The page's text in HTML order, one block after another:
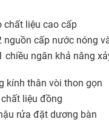
chất liệu cao cấp
nguồn cấp nước nóng
chiều ngăn khả năng
kính thân vòi thon gọn
liệu đồng
rửa đặt dương bàn